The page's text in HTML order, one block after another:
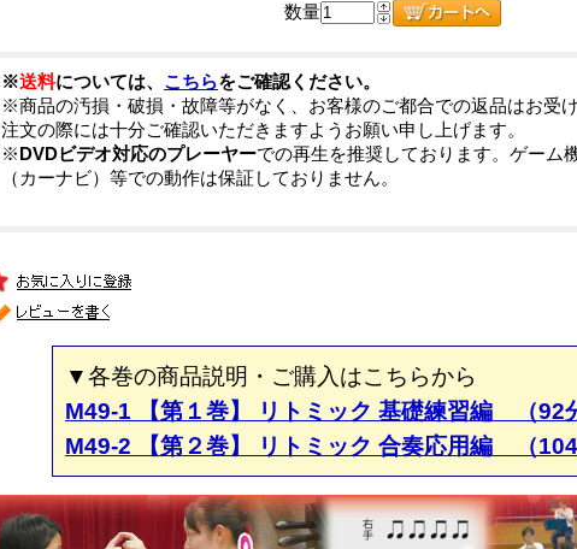
数量
※送料については、 こちらをご確認ください。
※商品の汚損・破損・故障等がなく、お客様のご都合での返品はお受
注文の際には十分ご確認いただきますようお願い申し上げます。
※DVDビデオ対応のプレーヤーでの再生を推奨しております。ゲーム
（カーナビ）等での動作は保証しておりません。
▼各巻の商品説明・ご購入はこちらから
M49-1 【第１巻】 リトミック 基礎練習編 （92
M49-2 【第２巻】 リトミック 合奏応用編 （104